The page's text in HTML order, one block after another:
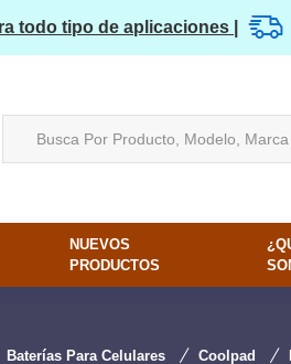
todo tipo de aplicaciones |
NUEVOS
PRODUCTOS
Baterías Para Celulares Coolpad